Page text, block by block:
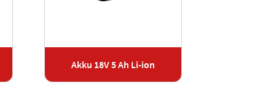
Akku 18V 5 Ah Li-ion